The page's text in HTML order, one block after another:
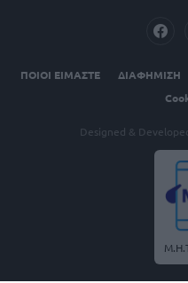
ΠΟΙΟΙ ΕΙΜΑΣΤΕ ΔΙΑΦΗΜΙΣΗ
Designed &